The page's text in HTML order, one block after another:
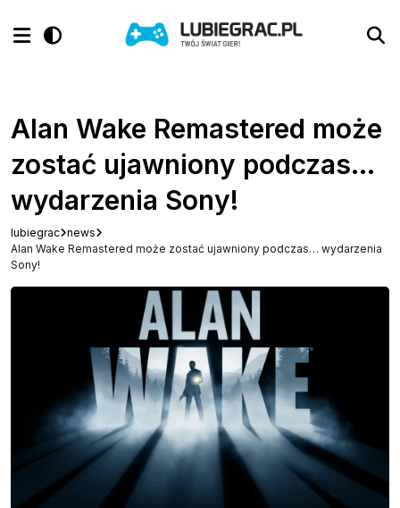
Alan Wake Remastered może
zostać ujawniony podczas…
wydarzenia Sony!
lubiegrac news
Alan Wake Remastered może zostać ujawniony podczas… wydarzenia
Sony!